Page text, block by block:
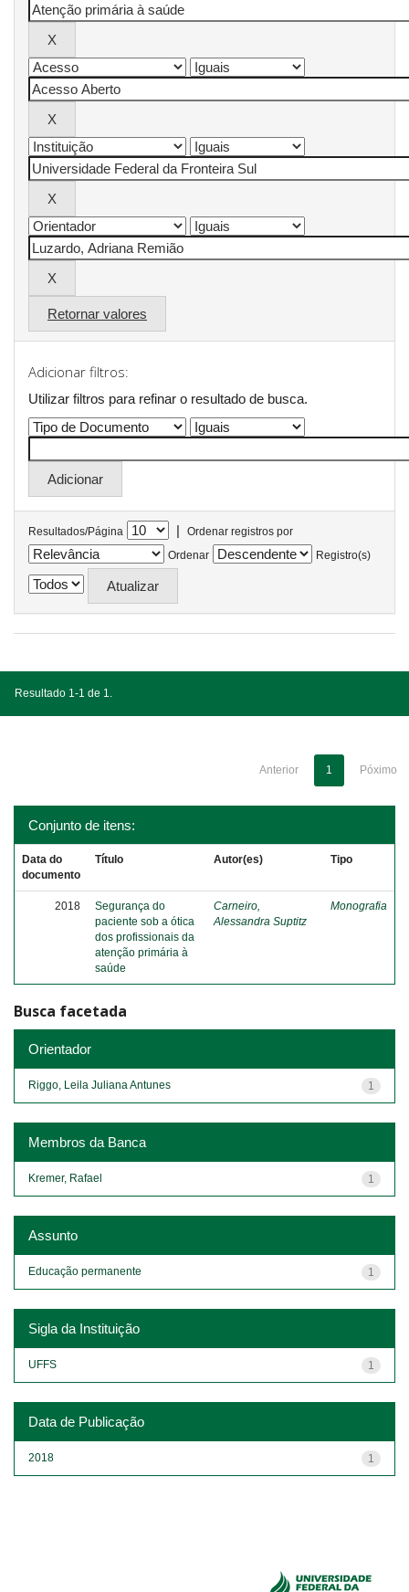
Retornar valores
Adicionar filtros:
Utilizar filtros para refinar o resultado de busca.
Resultados/Página |
Ordenar registros por
Ordenar
Registro(s)
Resultado 1-1 de 1.
Anterior 1 Póximo
Conjunto de itens:
Data do
documento
Título Autor(es) Tipo
2018
Segurança do
paciente sob a ótica
dos profissionais da
atenção primária à
saúde
Carneiro,
Alessandra Suptitz
Monografia
Busca facetada
Orientador
1
Riggo, Leila Juliana Antunes
Membros da Banca
1
Kremer, Rafael
Assunto
1
Educação permanente
Sigla da Instituição
1
UFFS
Data de Publicação
1
2018